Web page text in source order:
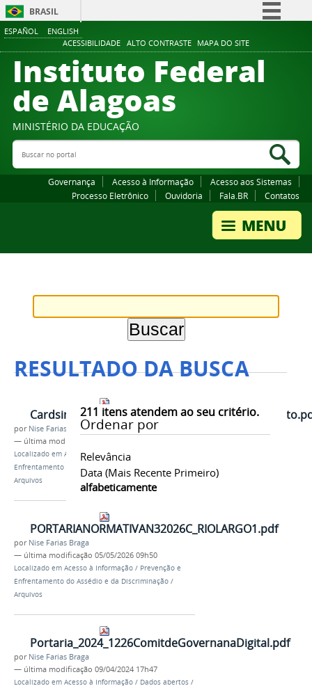
ESPAÑOL ENGLISH
ACESSIBILIDADE ALTO CONTRASTE MAPA DO SITE
BRASIL
Comunica BR
Participe
Canais
Instituto Federal
de Alagoas
MINISTÉRIO DA EDUCAÇÃO
Buscar no portal
Governança Acesso à Informação
Acesso aos Sistemas
Processo Eletrônico
Ouvidoria Fala.BR Contatos
RESULTADO DA BUSCA
211 itens atendem ao seu critério.
Ordenar por
Relevância
Data (mais Recente Primeiro)
alfabeticamente
por Nise Farias Braga
— última modificação
Localizado em Acesso à Informação
Enfrentamento do Assédio e da Discriminação
Arquivos
PORTARIANORMATIVAN32026C_RIOLARGO1.pdf
por Nise Farias Braga
— última modificação 05/05/2026 09h50
Localizado em Acesso à Informação / Prevenção e
Enfrentamento do Assédio e da Discriminação /
Arquivos
Portaria_2024_1226ComitdeGovernanaDigital.pdf
por Nise Farias Braga
— última modificação 09/04/2024 17h47
Localizado em Acesso à Informação / Dados abertos /